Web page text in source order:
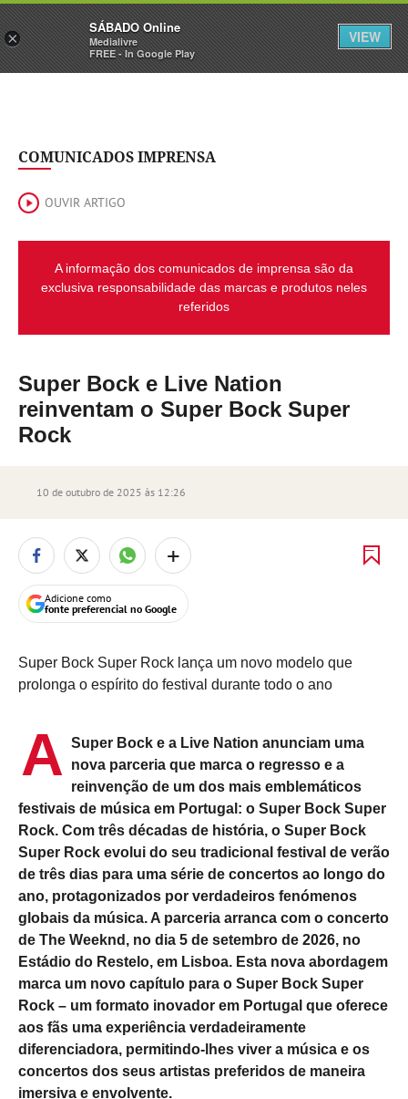
Sábado Assine Iniciar Sessão
COMUNICADOS IMPRENSA
OUVIR ARTIGO
A informação dos comunicados de imprensa são da
exclusiva responsabilidade das marcas e produtos neles
referidos
Super Bock e Live Nation
reinventam o Super Bock Super
Rock
10 de outubro de 2025 às 12:26
+
Adicione como
fonte preferencial no Google
Super Bock Super Rock lança um novo modelo que
prolonga o espírito do festival durante todo o ano
A Super Bock e a Live Nation anunciam uma
nova parceria que marca o regresso e a
reinvenção de um dos mais emblemáticos
festivais de música em Portugal: o Super Bock Super
Rock. Com três décadas de história, o Super Bock
Super Rock evolui do seu tradicional festival de verão
de três dias para uma série de concertos ao longo do
ano, protagonizados por verdadeiros fenómenos
globais da música. A parceria arranca com o concerto
de The Weeknd, no dia 5 de setembro de 2026, no
Estádio do Restelo, em Lisboa. Esta nova abordagem
marca um novo capítulo para o Super Bock Super
Rock – um formato inovador em Portugal que oferece
aos fãs uma experiência verdadeiramente
diferenciadora, permitindo-lhes viver a música e os
concertos dos seus artistas preferidos de maneira
imersiva e envolvente.
×
SÁBADO Online
Medialivre
FREE - In Google Play
VIEW